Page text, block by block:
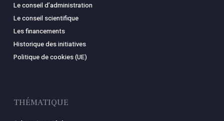
Le conseil d’administration
Le conseil scientifique
Les financements
Historique des initiatives
Politique de cookies (UE)
THÉMATIQUE